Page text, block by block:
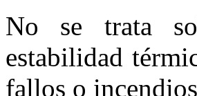
No se trata
estabilidad
fallos o